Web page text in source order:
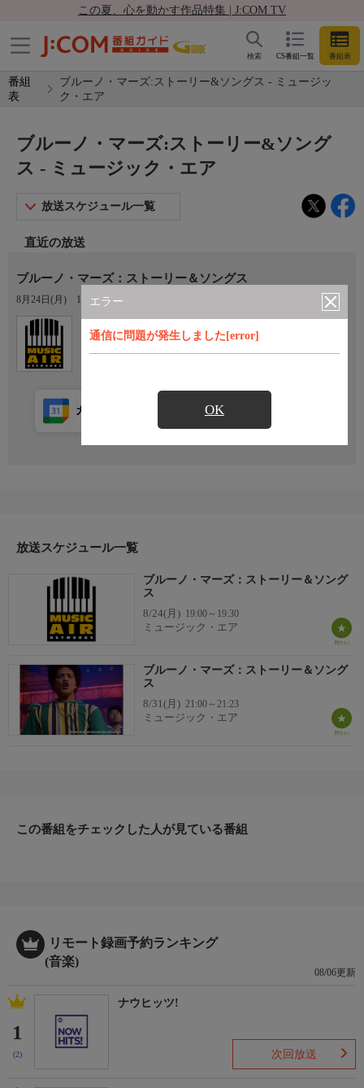
この夏、心を動かす作品特集 | J:COM TV
CS番組一覧 番組表
検索
番組
表
ブルーノ・マーズ:ストーリー&ソングス - ミュージッ
ク・エア
エラー
通信に問題が発生しました[error]
OK
ブルーノ・マーズ:ストーリー&ソング
ス - ミュージック・エア
放送スケジュール一覧
直近の放送
ブルーノ・マーズ：ストーリー＆ソングス
8月24日(月) 19:00〜19:30
ミュージック・エア
カレンダー登録 アプリ視聴
放送スケジュール一覧
ブルーノ・マーズ：ストーリー＆ソング
ス
8/24(月) 19:00～19:30
ミュージック・エア
ブルーノ・マーズ：ストーリー＆ソング
ス
8/31(月) 21:00～21:23
ミュージック・エア
この番組をチェックした人が見ている番組
リモート録画予約ランキング
(音楽)
08/06更新
1
(2)
ナウヒッツ!
次回放送